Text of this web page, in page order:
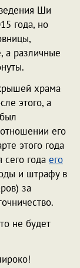
Ши
года, но
а различные
храма
этого, а
его
этого года
года его
и штрафу в
за
не будет